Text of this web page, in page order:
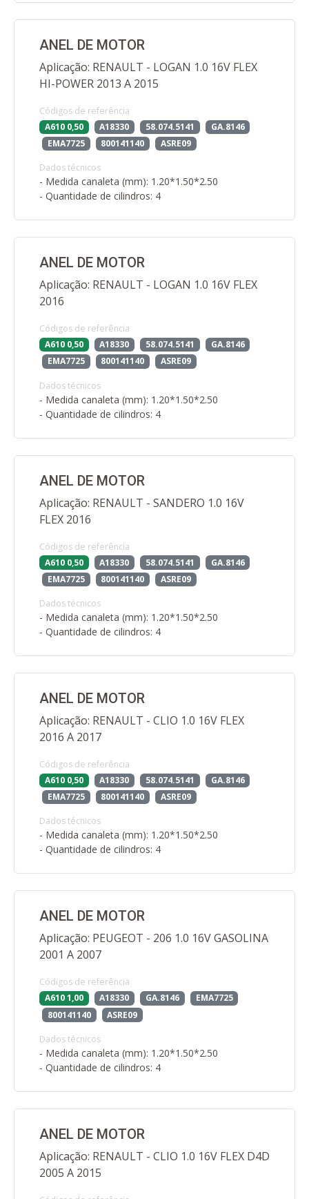
ANEL DE MOTOR
Aplicação: RENAULT - LOGAN 1.0 16V FLEX
HI-POWER 2013 A 2015
Códigos de referência
A610 0,50
A18330 58.074.5141
GA.8146
EMA7725
800141140 ASRE09
Dados técnicos
- Medida canaleta (mm): 1.20*1.50*2.50
- Quantidade de cilindros: 4
ANEL DE MOTOR
Aplicação: RENAULT - LOGAN 1.0 16V FLEX
2016
Códigos de referência
A610 0,50
A18330 58.074.5141
GA.8146
EMA7725
800141140 ASRE09
Dados técnicos
- Medida canaleta (mm): 1.20*1.50*2.50
- Quantidade de cilindros: 4
ANEL DE MOTOR
Aplicação: RENAULT - SANDERO 1.0 16V
FLEX 2016
Códigos de referência
A610 0,50
A18330 58.074.5141
GA.8146
EMA7725
800141140 ASRE09
Dados técnicos
- Medida canaleta (mm): 1.20*1.50*2.50
- Quantidade de cilindros: 4
ANEL DE MOTOR
Aplicação: RENAULT - CLIO 1.0 16V FLEX
2016 A 2017
Códigos de referência
A610 0,50
A18330 58.074.5141
GA.8146
EMA7725
800141140 ASRE09
Dados técnicos
- Medida canaleta (mm): 1.20*1.50*2.50
- Quantidade de cilindros: 4
ANEL DE MOTOR
Aplicação: PEUGEOT - 206 1.0 16V GASOLINA
2001 A 2007
Códigos de referência
A610 1,00
A18330 GA.8146
EMA7725
800141140
ASRE09
Dados técnicos
- Medida canaleta (mm): 1.20*1.50*2.50
- Quantidade de cilindros: 4
ANEL DE MOTOR
Aplicação: RENAULT - CLIO 1.0 16V FLEX D4D
2005 A 2015